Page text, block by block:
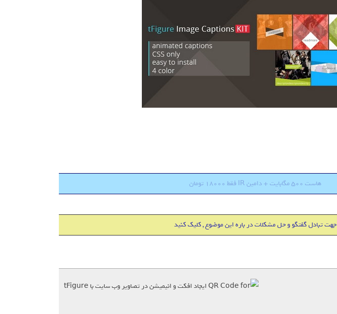
هاست 500 مگابایت + دامین IR فقط 18000 تومان
جهت تبادل گفتگو و حل مشکلات در باره این موضوع , کلیک کنید